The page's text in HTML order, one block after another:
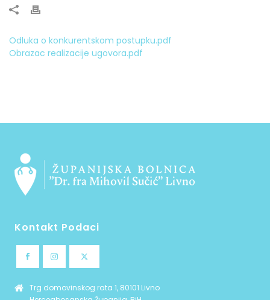
Odluka o konkurentskom postupku.pdf
Obrazac realizacije ugovora.pdf
Kontakt Podaci
Trg domovinskog rata 1, 80101 Livno